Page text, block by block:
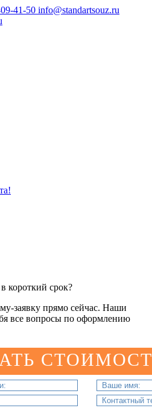
41-50 info@standartsouz.ru
короткий срок?
заявку прямо сейчас. Наши
все вопросы по оформлению